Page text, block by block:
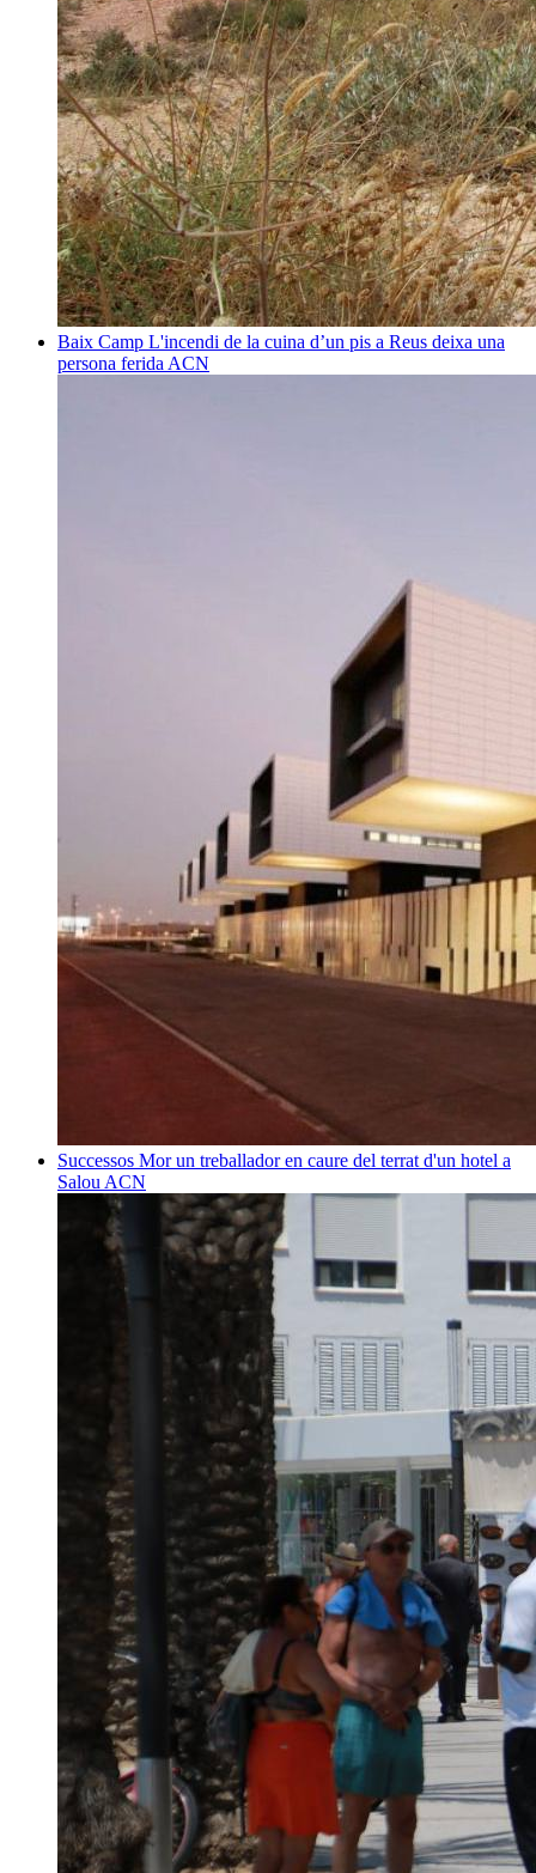
Baix Camp L'incendi de la cuina d’un pis a Reus deixa una
persona ferida ACN
Successos Mor un treballador en caure del terrat d'un hotel a
Salou ACN